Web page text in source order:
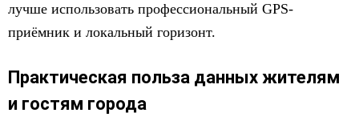
лучше использовать профессиональный GPS-
приёмник и локальный горизонт.
Практическая польза данных жителям
и гостям города